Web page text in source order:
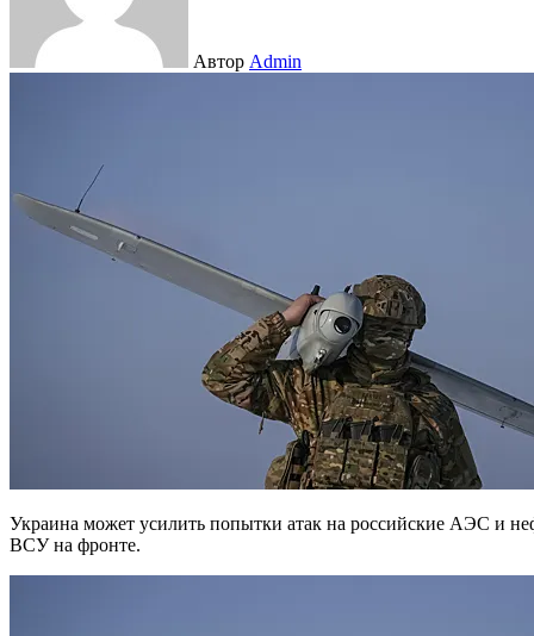
Автор Admin
Украина может усилить попытки атак на российские АЭС и нефтеперерабатывающие заводы (НПЗ) на фоне провалов
ВСУ на фронте.